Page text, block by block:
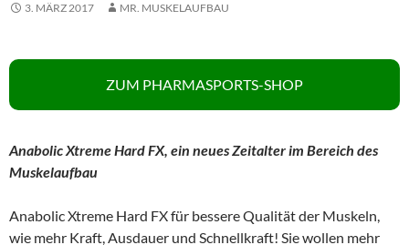
3. MÄRZ 2017 MR. MUSKELAUFBAU
ZUM PHARMASPORTS-SHOP
Anabolic Xtreme Hard FX, ein neues Zeitalter im Bereich des
Muskelaufbau
Anabolic Xtreme Hard FX für bessere Qualität der Muskeln,
wie mehr Kraft, Ausdauer und Schnellkraft! Sie wollen mehr